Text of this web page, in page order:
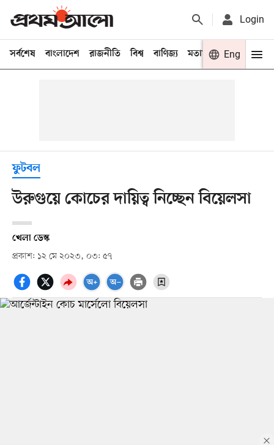
Login
সর্বশেষ বাংলাদেশ রাজনীতি বিশ্ব বাণিজ্য মতামত খেলা
Eng
ফুটবল
উরুগুয়ে কোচের দায়িত্ব নিচ্ছেন বিয়েলসা
খেলা ডেস্ক
প্রকাশ: ১২ মে ২০২৩, ০৩: ৫৭